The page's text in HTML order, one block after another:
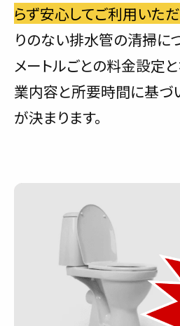
らず安心してご利用いただ
りのない排水管の清掃に
メートルごとの料金設定
業内容と所要時間に基づ
が決まります。